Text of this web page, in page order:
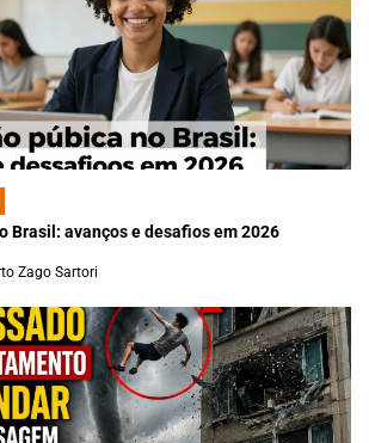
Brasil: avanços e desafios em 2026
Zago Sartori